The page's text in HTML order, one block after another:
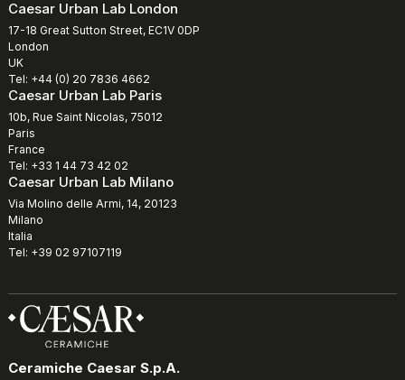
Caesar Urban Lab London
17-18 Great Sutton Street, EC1V 0DP
London
UK
Tel: +44 (0) 20 7836 4662
Caesar Urban Lab Paris
10b, Rue Saint Nicolas, 75012
Paris
France
Tel: +33 1 44 73 42 02
Caesar Urban Lab Milano
Via Molino delle Armi, 14, 20123
Milano
Italia
Tel: +39 02 97107119
Ceramiche Caesar S.p.A.